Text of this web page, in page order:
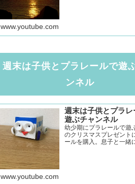
www.youtube.com
週末は子供とプラレールで遊
ンネル
週末は子供とプラレ
遊ぶチャンネル
幼少期にプラレールで遊
のクリスマスプレゼント
ールを購入。息子と一緒
www.youtube.com